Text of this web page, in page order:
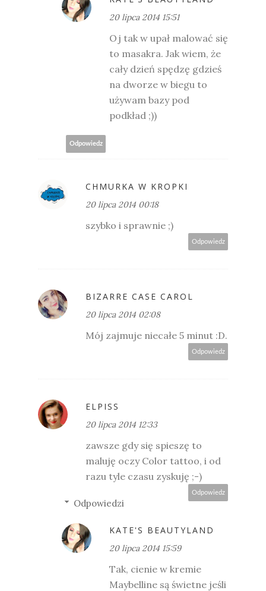
20 lipca 2014 15:51
Oj tak w upał malować się
to masakra. Jak wiem, że
cały dzień spędzę gdzieś
na dworze w biegu to
używam bazy pod
podkład ;))
Odpowiedz
CHMURKA W KROPKI
20 lipca 2014 00:18
szybko i sprawnie ;)
Odpowiedz
BIZARRE CASE CAROL
20 lipca 2014 02:08
Mój zajmuje niecałe 5 minut :D.
Odpowiedz
ELPISS
20 lipca 2014 12:33
zawsze gdy się spieszę to
maluję oczy Color tattoo, i od
razu tyle czasu zyskuję ;-)
Odpowiedz
Odpowiedzi
KATE'S BEAUTYLAND
20 lipca 2014 15:59
Tak, cienie w kremie
Maybelline są świetne jeśli